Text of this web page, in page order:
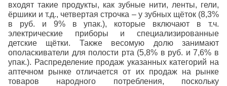
входят такие продукты, как зубные нити, ленты, гели,
ёршики и т.д., четвертая строчка – у зубных щёток (8,3%
в руб. и 9% в упак.), которые включают в т.ч.
электрические приборы и специализированные
детские щётки. Также весомую долю занимают
ополаскиватели для полости рта (5,8% в руб. и 7,6% в
упак.). Распределение продаж указанных категорий на
аптечном рынке отличается от их продаж на рынке
товаров народного потребления, поскольку